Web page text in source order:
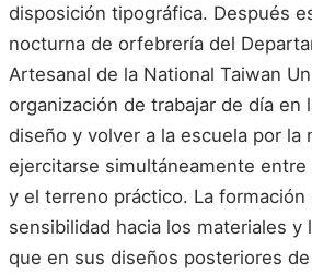
disposición tipográfica. Después
nocturna de orfebrería del
Artesanal de la National Taiwan
organización de trabajar de día en
diseño y volver a la escuela por la
ejercitarse simultáneamente entre
y el terreno práctico. La
sensibilidad hacia los materiales y
que en sus diseños posteriores